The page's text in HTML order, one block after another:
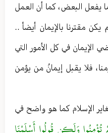
يفعل البعض ، كما أن العمل
مقترنا بالإيمان أيضأ . .
الإيمان في كل الأمور التي
، فلا يقبل إيمانُ من يؤمن
الإسلام كما هو واضح في
وَلَكِن قُولُوا أَسْلَمْنَا